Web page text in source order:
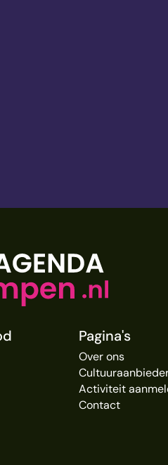
Pagina's
Over ons
Activiteit
Contact